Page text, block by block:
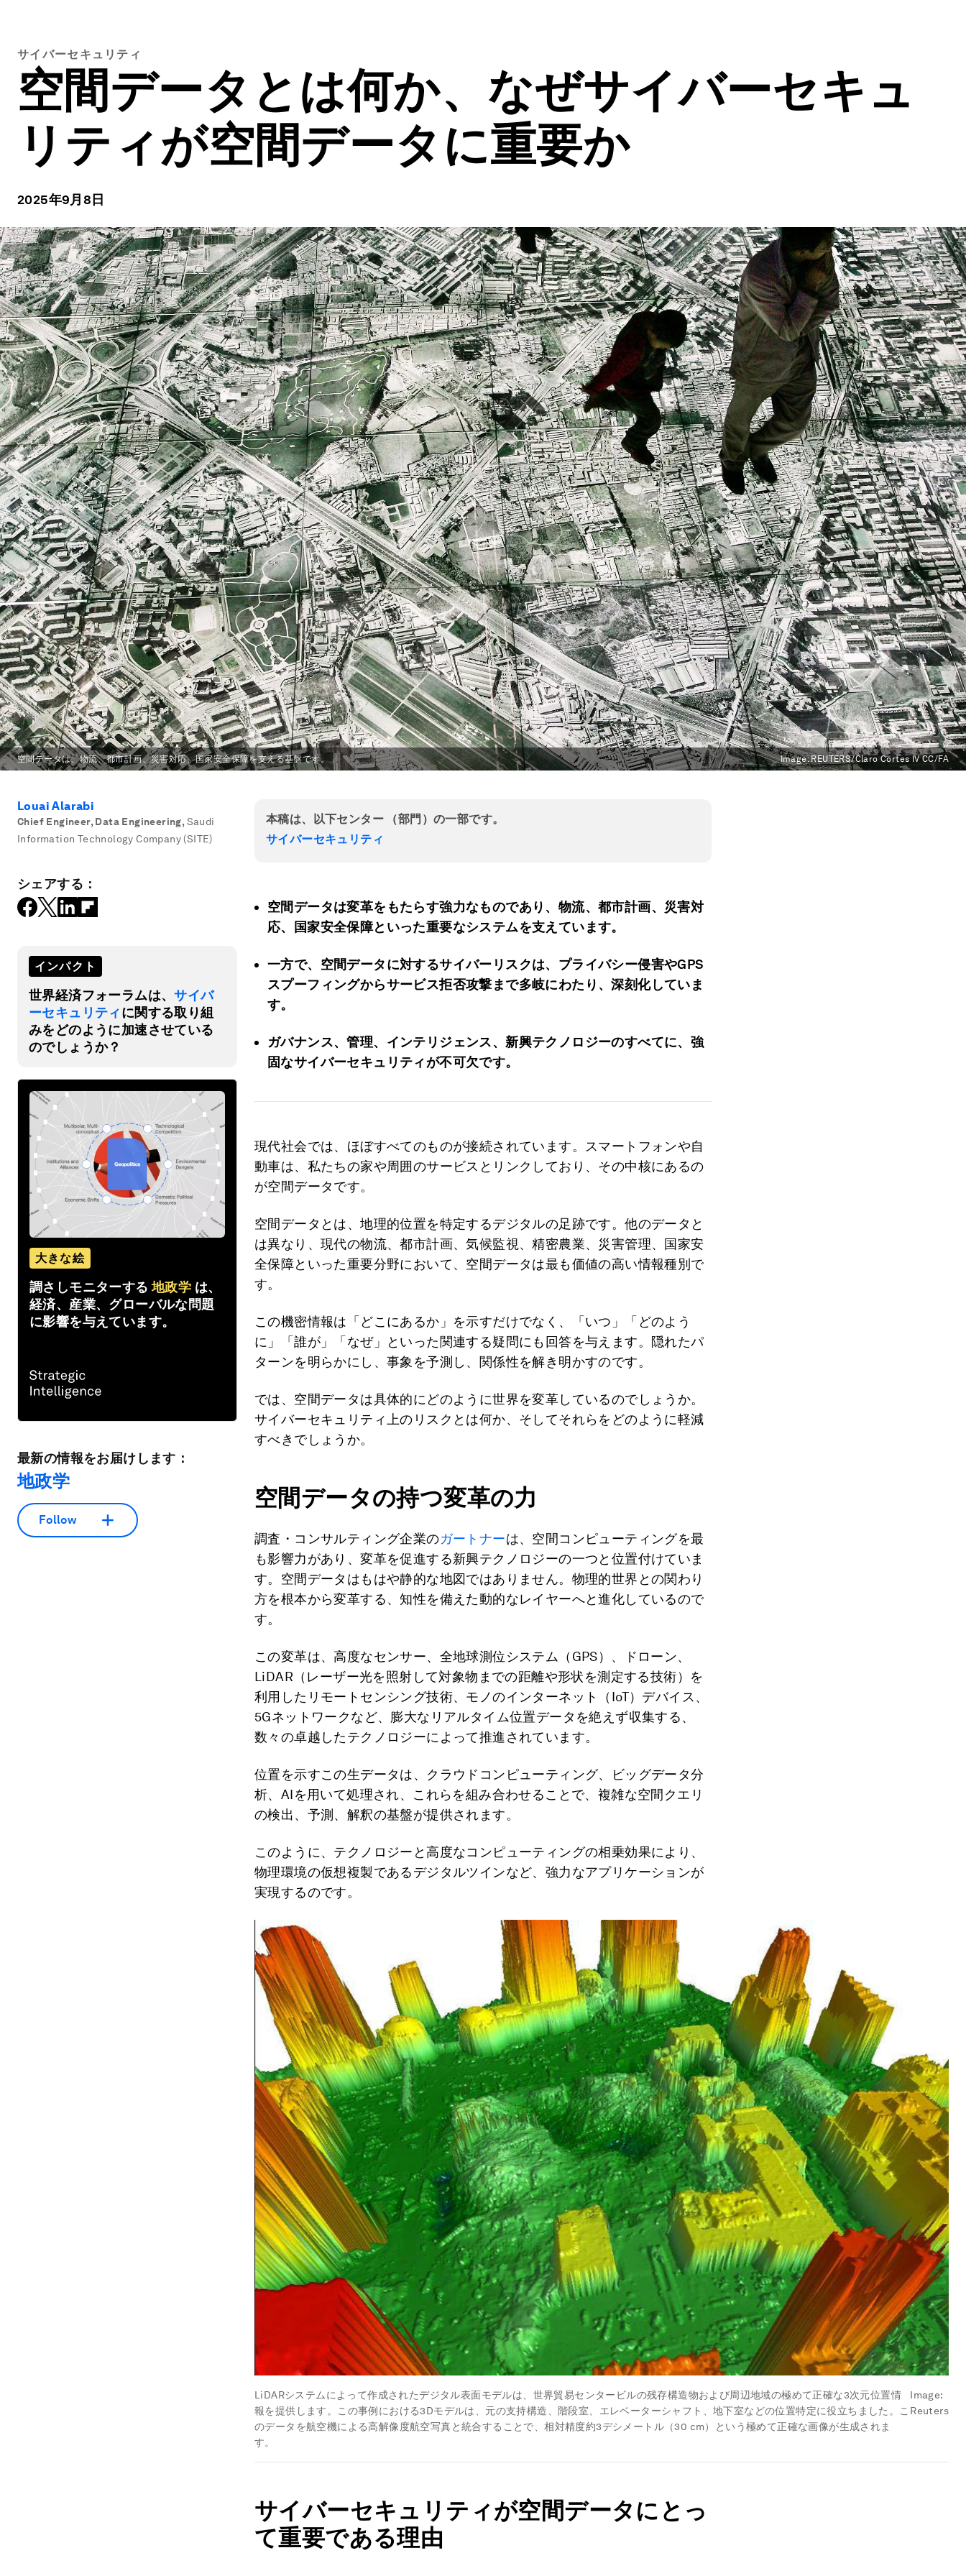
サイバーセキュリティ
空間データとは何か、なぜサイバーセキュ
リティが空間データに重要か
2025年9月8日
空間データは、物流、都市計画、災害対応、国家安全保障を支える基盤です。 Image:REUTERS/Claro Cortes IV CC/FA
Louai Alarabi
Chief Engineer, Data Engineering, Saudi
Information Technology Company (SITE)
シェアする：
インパクト
世界経済フォーラムは、サイバ
ーセキュリティに関する取り組
みをどのように加速させている
のでしょうか？
大きな絵
調さしモニターする 地政学 は、
経済、産業、グローバルな問題
に影響を与えています。
最新の情報をお届けします：
地政学
Follow
本稿は、以下センター （部門）の一部です。
サイバーセキュリティ
空間データは変革をもたらす強力なものであり、物流、都市計画、災害対
応、国家安全保障といった重要なシステムを支えています。
一方で、空間データに対するサイバーリスクは、プライバシー侵害やGPS
スプーフィングからサービス拒否攻撃まで多岐にわたり、深刻化していま
す。
ガバナンス、管理、インテリジェンス、新興テクノロジーのすべてに、強
固なサイバーセキュリティが不可欠です。
現代社会では、ほぼすべてのものが接続されています。スマートフォンや自
動車は、私たちの家や周囲のサービスとリンクしており、その中核にあるの
が空間データです。
空間データとは、地理的位置を特定するデジタルの足跡です。他のデータと
は異なり、現代の物流、都市計画、気候監視、精密農業、災害管理、国家安
全保障といった重要分野において、空間データは最も価値の高い情報種別で
す。
この機密情報は「どこにあるか」を示すだけでなく、「いつ」「どのよう
に」「誰が」「なぜ」といった関連する疑問にも回答を与えます。隠れたパ
ターンを明らかにし、事象を予測し、関係性を解き明かすのです。
では、空間データは具体的にどのように世界を変革しているのでしょうか。
サイバーセキュリティ上のリスクとは何か、そしてそれらをどのように軽減
すべきでしょうか。
空間データの持つ変革の力
調査・コンサルティング企業のガートナーは、空間コンピューティングを最
も影響力があり、変革を促進する新興テクノロジーの一つと位置付けていま
す。空間データはもはや静的な地図ではありません。物理的世界との関わり
方を根本から変革する、知性を備えた動的なレイヤーへと進化しているので
す。
この変革は、高度なセンサー、全地球測位システム（GPS）、ドローン、
LiDAR（レーザー光を照射して対象物までの距離や形状を測定する技術）を
利用したリモートセンシング技術、モノのインターネット（IoT）デバイス、
5Gネットワークなど、膨大なリアルタイム位置データを絶えず収集する、
数々の卓越したテクノロジーによって推進されています。
位置を示すこの生データは、クラウドコンピューティング、ビッグデータ分
析、AIを用いて処理され、これらを組み合わせることで、複雑な空間クエリ
の検出、予測、解釈の基盤が提供されます。
このように、テクノロジーと高度なコンピューティングの相乗効果により、
物理環境の仮想複製であるデジタルツインなど、強力なアプリケーションが
実現するのです。
LiDARシステムによって作成されたデジタル表面モデルは、世界貿易センタービルの残存構造物および周辺地域の極めて正確な3次元位置情
報を提供します。この事例における3Dモデルは、元の支持構造、階段室、エレベーターシャフト、地下室などの位置特定に役立ちました。こ
のデータを航空機による高解像度航空写真と統合することで、相対精度約3デシメートル（30 cm）という極めて正確な画像が生成されま
す。
Image:
Reuters
サイバーセキュリティが空間データにとっ
て重要である理由